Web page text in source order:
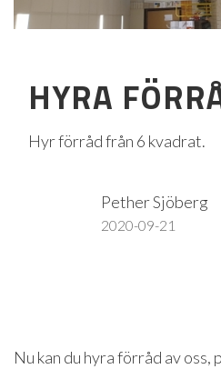
HYRA
Hyr förråd från 6 kvadrat.
Pether Sjöberg
2020-09-21
Nu kan du hyra förråd av